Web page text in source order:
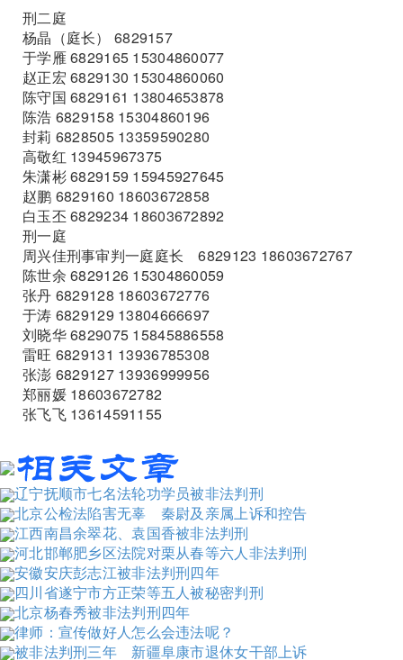
刑二庭
杨晶（庭长） 6829157
于学雁 6829165 15304860077
赵正宏 6829130 15304860060
陈守国 6829161 13804653878
陈浩 6829158 15304860196
封莉 6828505 13359590280
高敬红 13945967375
朱潇彬 6829159 15945927645
赵鹏 6829160 18603672858
白玉丕 6829234 18603672892
刑一庭
周兴佳刑事审判一庭庭长 6829123 18603672767
陈世余 6829126 15304860059
张丹 6829128 18603672776
于涛 6829129 13804666697
刘晓华 6829075 15845886558
雷旺 6829131 13936785308
张澎 6829127 13936999956
郑丽媛 18603672782
张飞飞 13614591155
辽宁抚顺市七名法轮功学员被非法判刑
北京公检法陷害无辜 秦尉及亲属上诉和控告
江西南昌余翠花、袁国香被非法判刑
河北邯郸肥乡区法院对栗从春等六人非法判刑
安徽安庆彭志江被非法判刑四年
四川省遂宁市方正荣等五人被秘密判刑
北京杨春秀被非法判刑四年
律师：宣传做好人怎么会违法呢？
被非法判刑三年 新疆阜康市退休女干部上诉